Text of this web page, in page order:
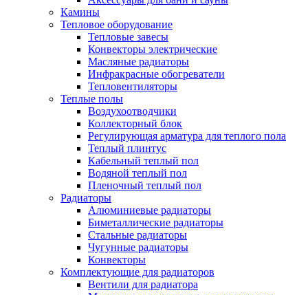
Камины
Тепловое оборудование
Тепловые завесы
Конвекторы электрические
Масляные радиаторы
Инфракрасные обогреватели
Тепловентиляторы
Теплые полы
Воздухоотводчики
Коллекторный блок
Регулирующая арматура для теплого пола
Теплый плинтус
Кабельный теплый пол
Водяной теплый пол
Пленочный теплый пол
Радиаторы
Алюминиевые радиаторы
Биметаллические радиаторы
Стальные радиаторы
Чугунные радиаторы
Конвекторы
Комплектующие для радиаторов
Вентили для радиатора